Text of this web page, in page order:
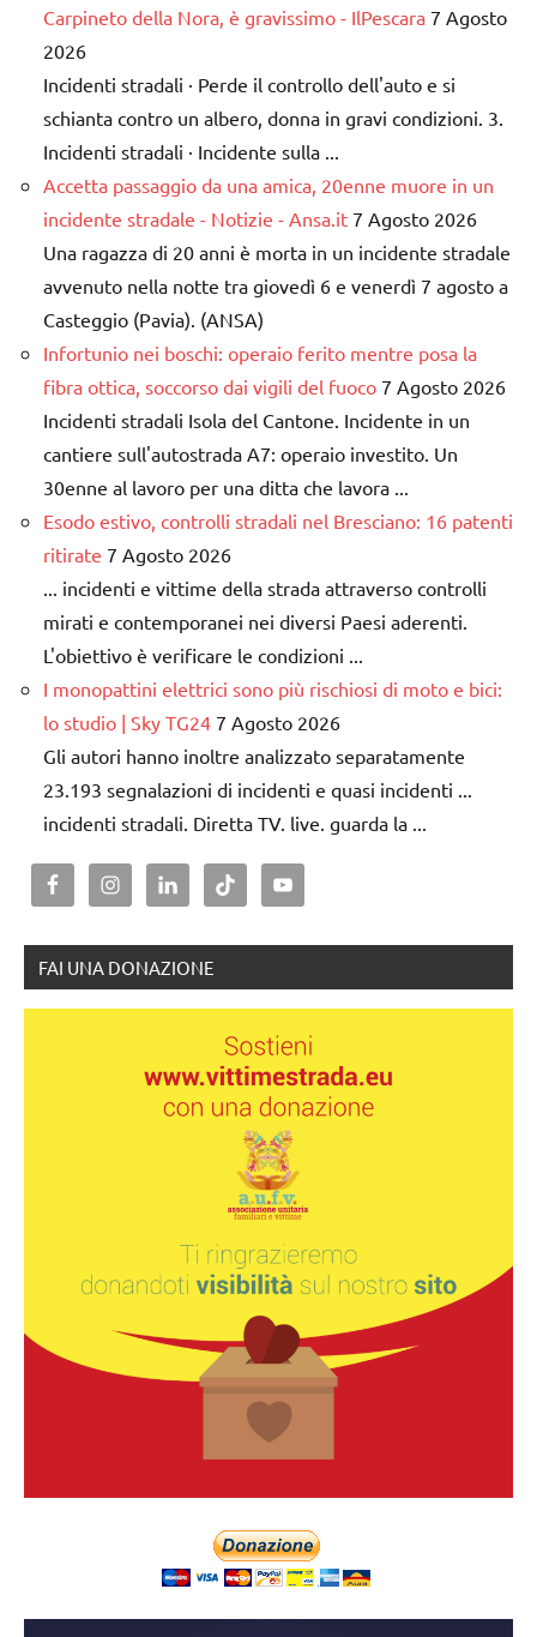
Carpineto della Nora, è gravissimo - IlPescara 7 Agosto
2026
Incidenti stradali · Perde il controllo dell'auto e si
schianta contro un albero, donna in gravi condizioni. 3.
Incidenti stradali · Incidente sulla ...
Accetta passaggio da una amica, 20enne muore in un
incidente stradale - Notizie - Ansa.it 7 Agosto 2026
Una ragazza di 20 anni è morta in un incidente stradale
avvenuto nella notte tra giovedì 6 e venerdì 7 agosto a
Casteggio (Pavia). (ANSA)
Infortunio nei boschi: operaio ferito mentre posa la
fibra ottica, soccorso dai vigili del fuoco 7 Agosto 2026
Incidenti stradali Isola del Cantone. Incidente in un
cantiere sull'autostrada A7: operaio investito. Un
30enne al lavoro per una ditta che lavora ...
Esodo estivo, controlli stradali nel Bresciano: 16 patenti
ritirate 7 Agosto 2026
... incidenti e vittime della strada attraverso controlli
mirati e contemporanei nei diversi Paesi aderenti.
L'obiettivo è verificare le condizioni ...
I monopattini elettrici sono più rischiosi di moto e bici:
lo studio | Sky TG24 7 Agosto 2026
Gli autori hanno inoltre analizzato separatamente
23.193 segnalazioni di incidenti e quasi incidenti ...
incidenti stradali. Diretta TV. live. guarda la ...
FAI UNA DONAZIONE